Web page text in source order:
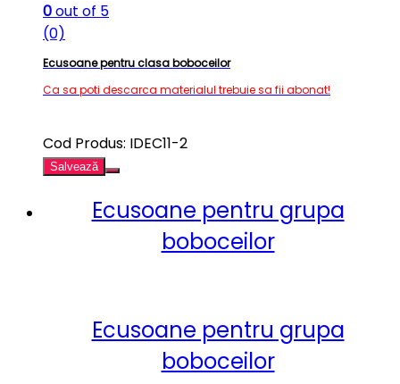
0out of 5
(0)
Ecusoane pentru clasa boboceilor
Ca sa poti descarca materialul trebuie sa fii abonat!
Cod Produs: IDEC11-2
Salvează
Ecusoane pentru grupa
boboceilor
Ecusoane pentru grupa
boboceilor